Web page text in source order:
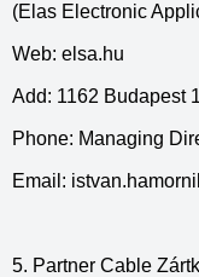
(Elas Electronic
Web: elsa.hu
Add: 1162 Budapest
Phone: Managing
Email:
5. Partner Cable